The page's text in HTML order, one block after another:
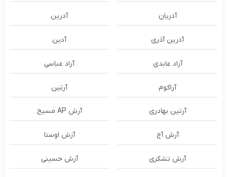
آدریان آدرین
آدرین آذری آدین
آراد عابدی آراد عباسی
آراکوم آرتین
آرتین بهادری آرش AP مسیح
آرش آج آرش اوستا
آرش تشکری آرش حسینی